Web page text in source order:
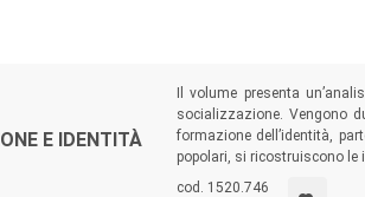
E IDENTITÀ
Il volume presenta
socializzazione. Vengono
formazione dell’identità,
popolari, si ricostruiscono le
cod. 1520.746